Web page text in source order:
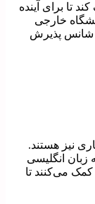
تا برای آینده
خارجی
شانس پذیرش
نیز هستند.
زبان انگلیسی
می‌کنند تا